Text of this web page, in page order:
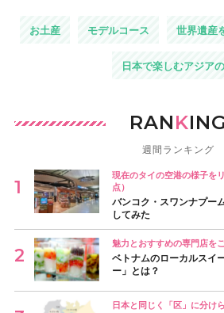
お土産 モデルコース 世界遺産
日本で楽しむアジア
RANKING
週間ランキング
現在のタイの空港の様子を
点）
バンコク・スワンナプー
してみた
魅力とおすすめの専門店を
ベトナムのローカルスイ
ー」とは？
日本と同じく「区」に分け